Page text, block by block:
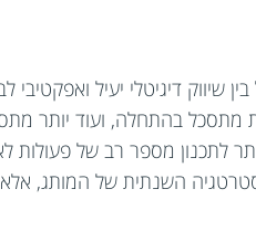
דיגיטלי יעיל ואפקטיבי
מתסכל בהתחלה, ועוד יותר
לתכנון מספר רב של פעולות
השנתית של המותג,